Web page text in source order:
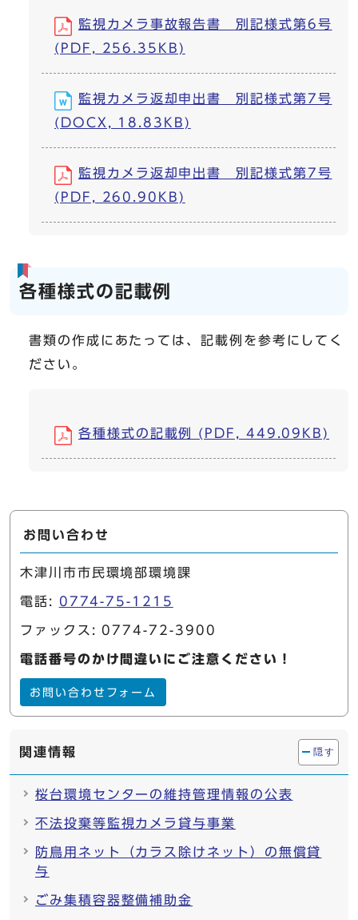
監視カメラ事故報告書 別記様式第6号
(PDF, 256.35KB)
監視カメラ返却申出書 別記様式第7号
(DOCX, 18.83KB)
監視カメラ返却申出書 別記様式第7号
(PDF, 260.90KB)
各種様式の記載例
書類の作成にあたっては、記載例を参考にしてく
ださい。
各種様式の記載例 (PDF, 449.09KB)
お問い合わせ
木津川市市民環境部環境課
電話: 0774-75-1215
ファックス: 0774-72-3900
電話番号のかけ間違いにご注意ください！
お問い合わせフォーム
関連情報 隠す
桜台環境センターの維持管理情報の公表
不法投棄等監視カメラ貸与事業
防鳥用ネット（カラス除けネット）の無償貸
与
ごみ集積容器整備補助金